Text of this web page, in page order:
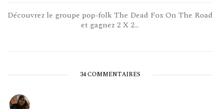
Découvrez le groupe pop-folk The Dead Fox On The Road
et gagnez 2 X 2...
34 COMMENTAIRES